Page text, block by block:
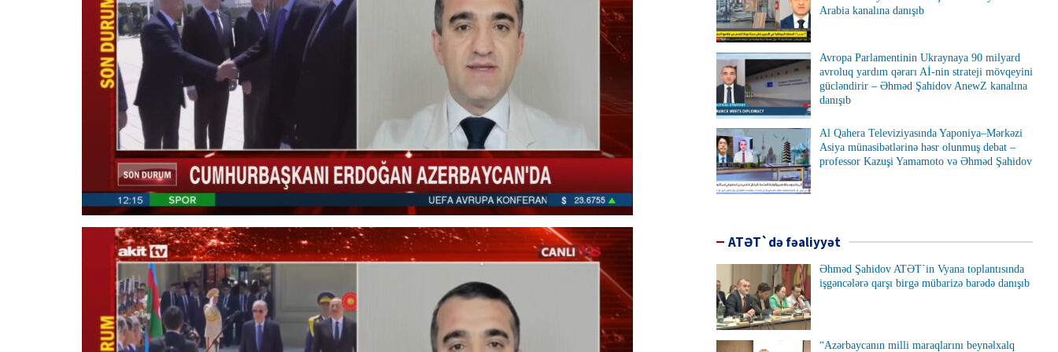
Arabia kanalına danışıb
Avropa Parlamentinin Ukraynaya 90 milyard
avroluq yardım qərarı Aİ-nin strateji mövqeyini
gücləndirir – Əhməd Şahidov AnewZ kanalına
danışıb
Al Qahera Televiziyasında Yaponiya–Mərkəzi
Asiya münasibətlərinə həsr olunmuş debat –
professor Kazuşi Yamamoto və Əhməd Şahidov
ATƏT`də fəaliyyət
Əhməd Şahidov ATƏT`in Vyana toplantısında
işgəncələrə qarşı birgə mübarizə barədə danışıb
“Azərbaycanın milli maraqlarını beynəlxalq